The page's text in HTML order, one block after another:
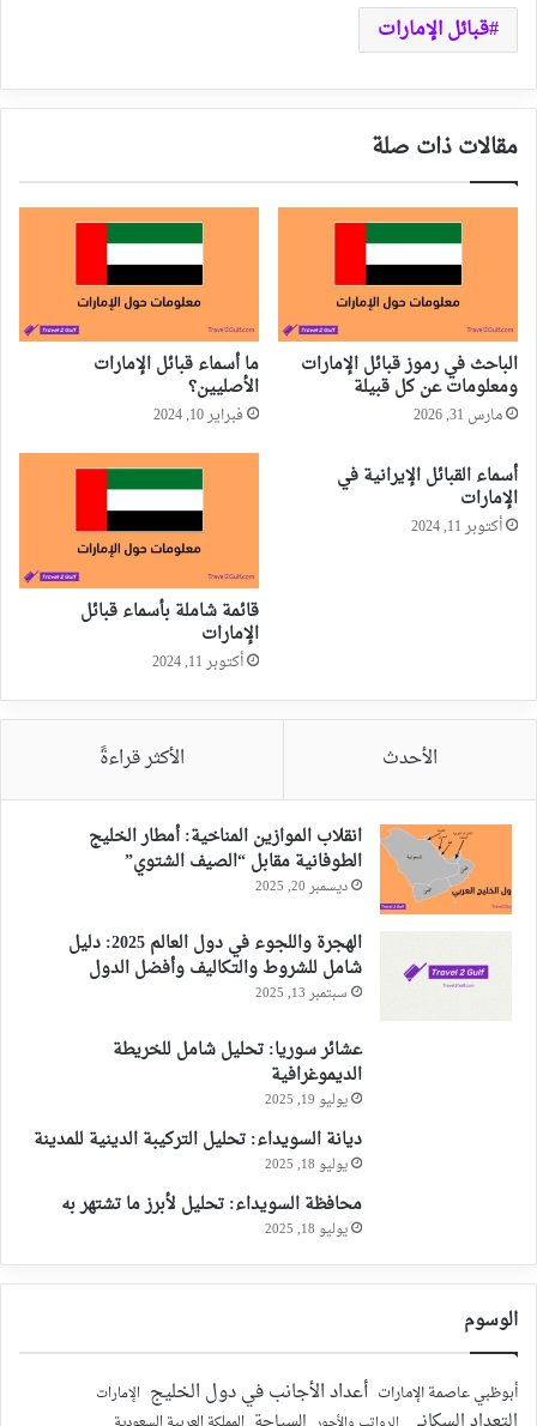
قبائل الإمارات
مقالات ذات صلة
الباحث في رموز قبائل الإمارات
ومعلومات عن كل قبيلة
مارس 31, 2026
ما أسماء قبائل الإمارات
الأصليين؟
فبراير 10, 2024
أسماء القبائل الإيرانية في
الإمارات
أكتوبر 11, 2024
قائمة شاملة بأسماء قبائل
الإمارات
أكتوبر 11, 2024
الأحدث الأكثر قراءةً
انقلاب الموازين المناخية: أمطار الخليج
الطوفانية مقابل “الصيف الشتوي”
ديسمبر 20, 2025
الهجرة واللجوء في دول العالم 2025: دليل
شامل للشروط والتكاليف وأفضل الدول
سبتمبر 13, 2025
عشائر سوريا: تحليل شامل للخريطة
الديموغرافية
يوليو 19, 2025
ديانة السويداء: تحليل التركيبة الدينية للمدينة
يوليو 18, 2025
محافظة السويداء: تحليل لأبرز ما تشتهر به
يوليو 18, 2025
الوسوم
أبوظبي عاصمة الإمارات أعداد الأجانب في دول الخليج الإمارات